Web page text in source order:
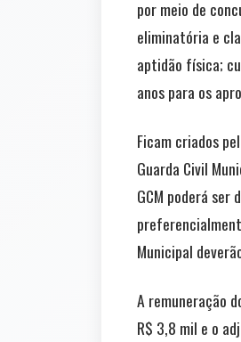
por meio de
eliminatória e
aptidão física;
anos para os
Ficam criados
Guarda Civil
GCM poderá
Municipal
A remuneração
R$ 3,8 mil e o